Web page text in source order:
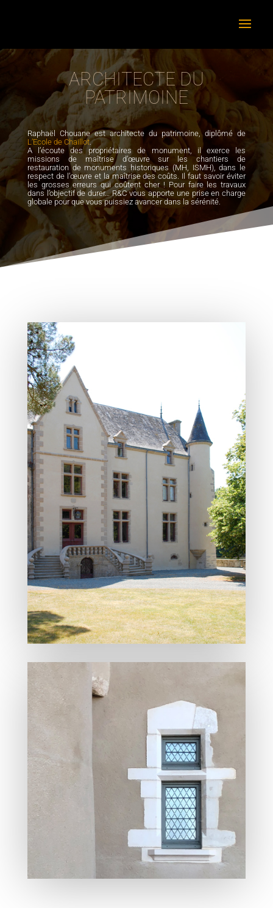
ARCHITECTE DU
PATRIMOINE
Raphaël Chouane est architecte du patrimoine, diplômé de
L’Ecole de Chaillot.
A l’écoute des propriétaires de monument, il exerce les
missions de maîtrise d’œuvre sur les chantiers de
restauration de monuments historiques (MH, ISMH), dans le
respect de l’œuvre et la maîtrise des coûts. Il faut savoir éviter
les grosses erreurs qui coûtent cher ! Pour faire les travaux
dans l’objectif de durer… R&C vous apporte une prise en charge
globale pour que vous puissiez avancer dans la sérénité.